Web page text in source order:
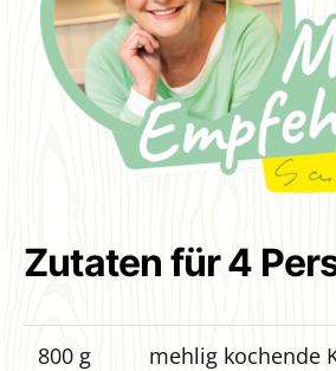
Zutaten für 4
800 g mehlig kochende